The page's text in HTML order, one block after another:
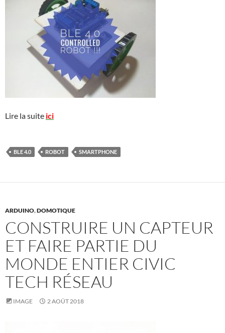
Lire la suite ici
BLE 4.0 ROBOT SMARTPHONE
ARDUINO,DOMOTIQUE
CONSTRUIRE UN CAPTEUR
ET FAIRE PARTIE DU
MONDE ENTIER CIVIC
TECH RÉSEAU
IMAGE 2 AOÛT 2018